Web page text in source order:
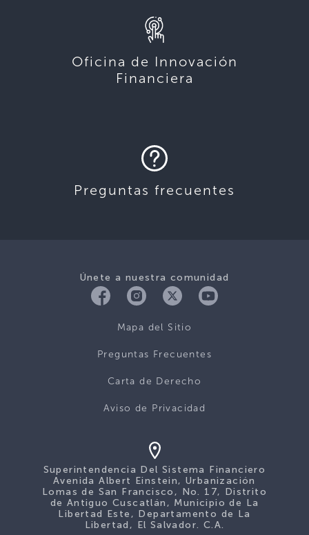
Oficina de Innovación
Financiera
Preguntas frecuentes
Únete a nuestra comunidad
Mapa del Sitio
Preguntas Frecuentes
Carta de Derecho
Aviso de Privacidad
Superintendencia Del Sistema Financiero
Avenida Albert Einstein, Urbanización
Lomas de San Francisco, No. 17, Distrito
de Antiguo Cuscatlán, Municipio de La
Libertad Este, Departamento de La
Libertad, El Salvador. C.A.